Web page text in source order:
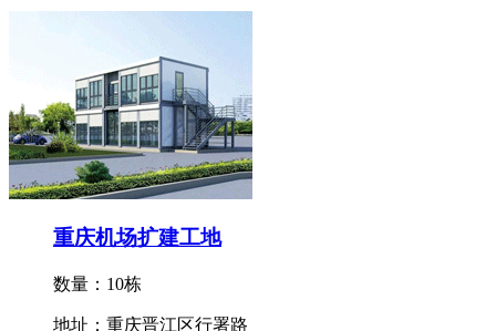
重庆机场扩建工地
数量：10栋
地址：重庆晋江区行署路